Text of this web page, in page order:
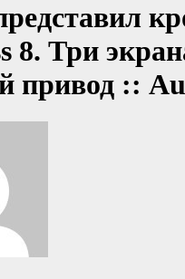
8. Три
привод ::